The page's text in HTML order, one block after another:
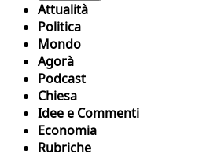
Attualità
Politica
Mondo
Agorà
Podcast
Chiesa
Idee e Commenti
Economia
Rubriche